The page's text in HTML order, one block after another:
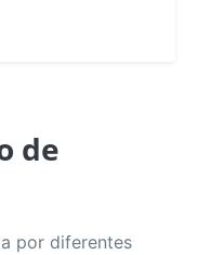
de
por diferentes